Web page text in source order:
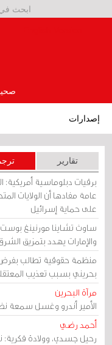
إصدارات
تقارير
برقيات دبلوماسية أمريكية:
عامة مفادها أن الولايات
على حماية إسرائيل
ساوث تشاينا مورنينغ
والإمارات يهدد بتمزيق
منظمة حقوقية تطالب بفرض
بحريني بسبب تعذيب
مرآة البحرين
الأمير أندرو وغسل سمعة
أحمد رضي
رحيل جسدي، وولادة فكرية: